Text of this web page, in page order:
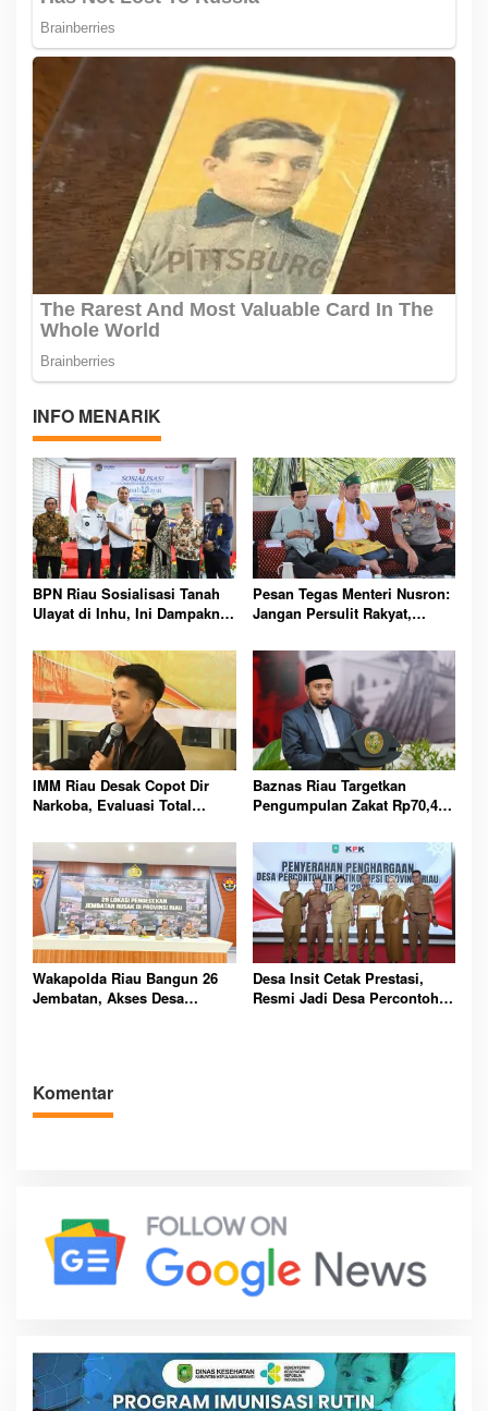
INFO MENARIK
BPN Riau Sosialisasi Tanah
Ulayat di Inhu, Ini Dampaknya
Pesan Tegas Menteri Nusron:
Jangan Persulit Rakyat,
Semua Urusan
IMM Riau Desak Copot Dir
Narkoba, Evaluasi Total
Baznas Riau Targetkan
Pengumpulan Zakat Rp70,4
Mendatang
Wakapolda Riau Bangun 26
Jembatan, Akses Desa
Desa Insit Cetak Prestasi,
Resmi Jadi Desa Percontohan
Komentar